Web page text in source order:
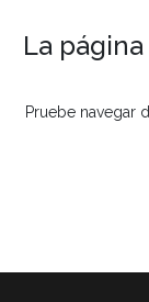
La
Pruebe navegar